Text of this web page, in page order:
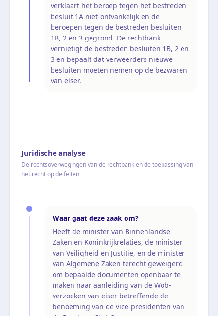
verklaart het beroep tegen het bestreden
besluit 1A niet-ontvankelijk en de
beroepen tegen de bestreden besluiten
1B, 2 en 3 gegrond. De rechtbank
vernietigt de bestreden besluiten 1B, 2 en
3 en bepaalt dat verweerders nieuwe
besluiten moeten nemen op de bezwaren
van eiser.
Juridische analyse
De rechtsoverwegingen van de rechtbank en de toepassing van
het recht op de feiten
Waar gaat deze zaak om?
Heeft de minister van Binnenlandse
Zaken en Koninkrijkrelaties, de minister
van Veiligheid en Justitie, en de minister
van Algemene Zaken terecht geweigerd
om bepaalde documenten openbaar te
maken naar aanleiding van de Wob-
verzoeken van eiser betreffende de
benoeming van de vice-presidenten van